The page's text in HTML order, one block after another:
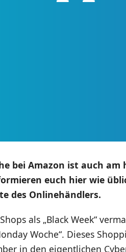
bei Amazon ist auch
euch hier wie
des Onlinehändlers.
als „Black Week“
Woche“. Dieses
in den eigentlichen